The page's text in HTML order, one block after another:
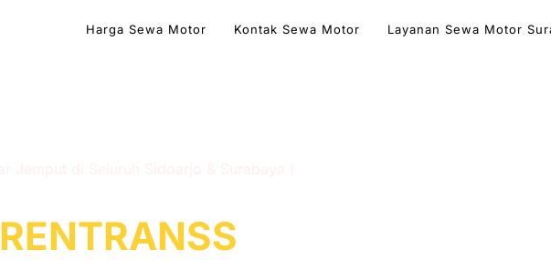
Harga Sewa Motor Kontak Sewa Motor Layanan Sewa Motor
RENTRANSS